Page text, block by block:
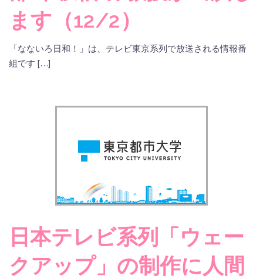
ます（12/2）
「なないろ日和！」は、テレビ東京系列で放送される情報番
組です […]
日本テレビ系列「ウェー
クアップ」の制作に人間